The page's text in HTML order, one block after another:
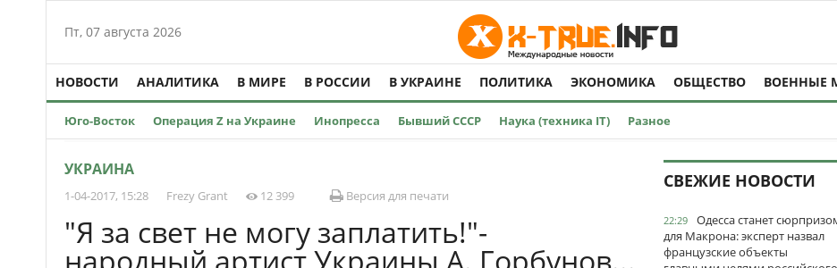
Пт, 07 августа 2026
НОВОСТИ АНАЛИТИКА В МИРЕ В РОССИИ В УКРАИНЕ ПОЛИТИКА ЭКОНОМИКА ОБЩЕСТВО ВОЕННЫЕ
Юго-Восток Операция Z на Украине Инопресса Бывший СССР Наука (техника IT) Разное
УКРАИНА
1-04-2017, 15:28 Frezy Grant 12 399 Версия для печати
"Я за свет не могу заплатить!"-
СВЕЖИЕ НОВОСТИ
22:29
Одесса станет
для Макрона: эксперт назвал
французские объекты